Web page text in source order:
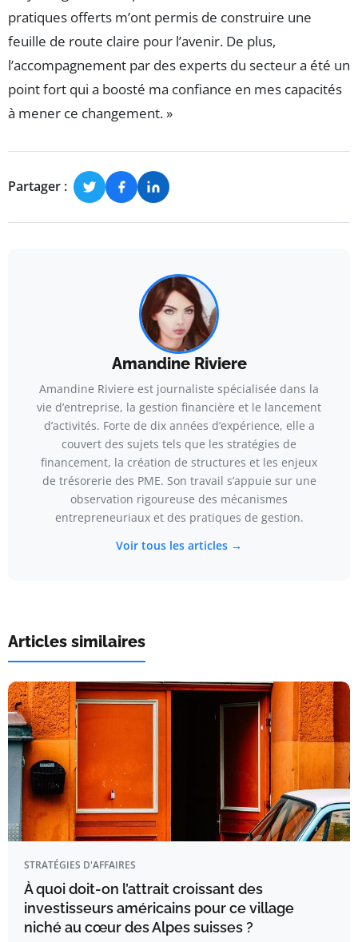
pratiques offerts m’ont permis de construire une
feuille de route claire pour l’avenir. De plus,
l’accompagnement par des experts du secteur a été un
point fort qui a boosté ma confiance en mes capacités
à mener ce changement. »
Partager :
Amandine Riviere
Amandine Riviere est journaliste spécialisée dans la
vie d’entreprise, la gestion financière et le lancement
d’activités. Forte de dix années d’expérience, elle a
couvert des sujets tels que les stratégies de
financement, la création de structures et les enjeux
de trésorerie des PME. Son travail s’appuie sur une
observation rigoureuse des mécanismes
entrepreneuriaux et des pratiques de gestion.
Voir tous les articles →
Articles similaires
STRATÉGIES D'AFFAIRES
À quoi doit-on l’attrait croissant des
investisseurs américains pour ce village
niché au cœur des Alpes suisses ?